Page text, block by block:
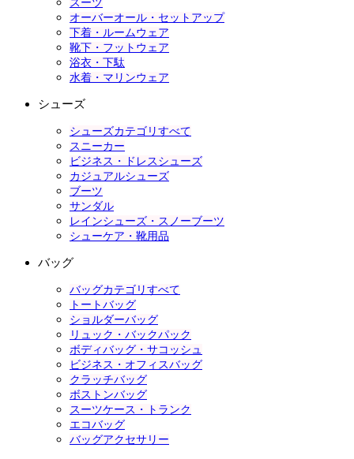
スーツ
オーバーオール・セットアップ
下着・ルームウェア
靴下・フットウェア
浴衣・下駄
水着・マリンウェア
シューズ
シューズカテゴリすべて
スニーカー
ビジネス・ドレスシューズ
カジュアルシューズ
ブーツ
サンダル
レインシューズ・スノーブーツ
シューケア・靴用品
バッグ
バッグカテゴリすべて
トートバッグ
ショルダーバッグ
リュック・バックパック
ボディバッグ・サコッシュ
ビジネス・オフィスバッグ
クラッチバッグ
ボストンバッグ
スーツケース・トランク
エコバッグ
バッグアクセサリー